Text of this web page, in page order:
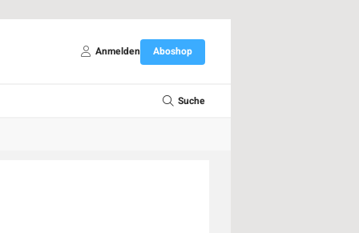
Anmelden Aboshop
Suche